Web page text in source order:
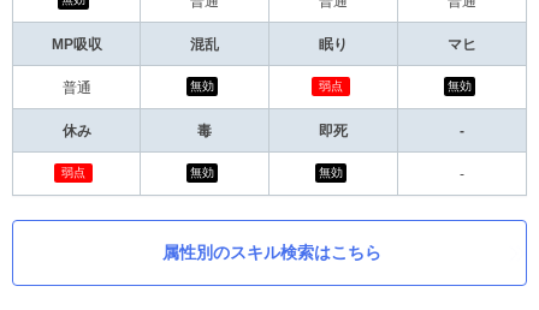
MP吸収 混乱 眠り マヒ
普通 無効 弱点 無効
休み 毒 即死 -
弱点 無効 無効 -
属性別のスキル検索はこちら